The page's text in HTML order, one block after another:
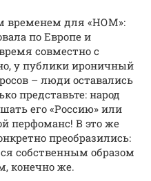
временем для «НОМ»:
по Европе и
совместно с
у публики ироничный
– люди оставались
представьте: народ
его «Россию» или
перфоманс! В это же
преобразились:
собственным образом
конечно же.